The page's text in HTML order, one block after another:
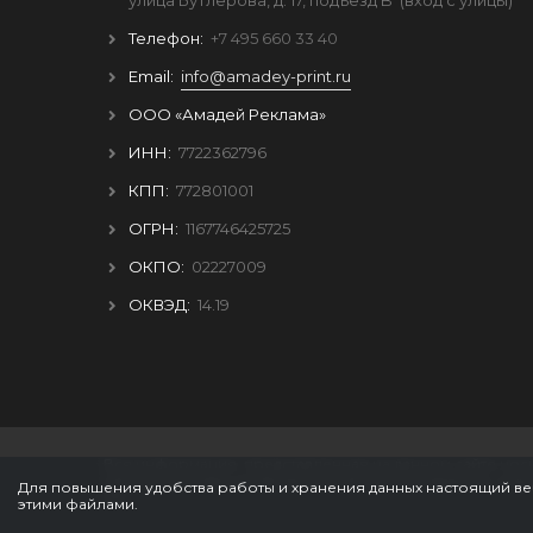
Телефон: +7 495 660 33 40
Email: info@amadey-print.ru
ООО «Амадей Реклама»
ИНН: 7722362796
КПП: 772801001
ОГРН: 1167746425725
ОКПО: 02227009
ОКВЭД: 14.19
обстоятельствах не является публичной офертой,
РФ
Для повышения удобства работы и хранения данных настоящий
этими файлами.